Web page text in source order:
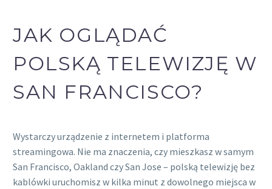
JAK OGLĄDAĆ
POLSKĄ TELEWIZJĘ W
SAN FRANCISCO?
Wystarczy urządzenie z internetem i platforma
streamingowa. Nie ma znaczenia, czy mieszkasz w samym
San Francisco, Oakland czy San Jose – polską telewizję bez
kablówki uruchomisz w kilka minut z dowolnego miejsca w